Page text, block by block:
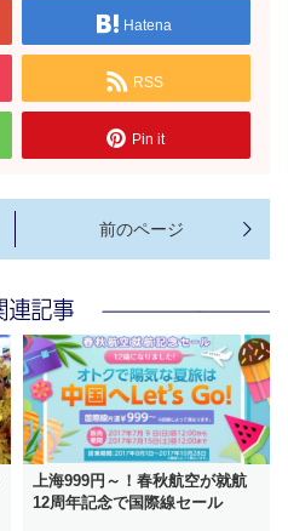
Hatena
RSS
Pin it
上海999円～！春秋航空が就航
12周年記念で国際線セール